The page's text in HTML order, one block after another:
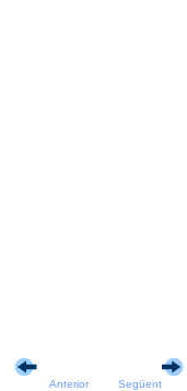
Anterior Següent